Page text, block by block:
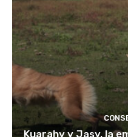
Kuarahy y Jasy, la